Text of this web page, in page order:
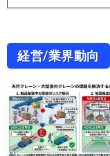
経営/業界動向